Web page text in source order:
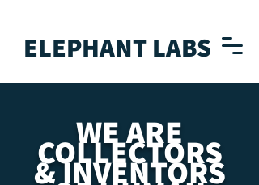
ELEPHANT LABS
WE ARE
COLLECTORS
& INVENTORS